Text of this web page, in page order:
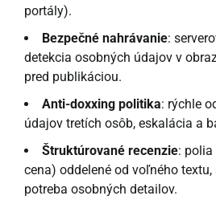
portály).
Bezpečné nahrávanie:
detekcia osobných údajov v
pred publikáciou.
Anti-doxxing politika: rýchle
údajov tretích osôb, eskalácia a
Štruktúrované recenzie: polia
cena) oddelené od voľného
potreba osobných detailov.